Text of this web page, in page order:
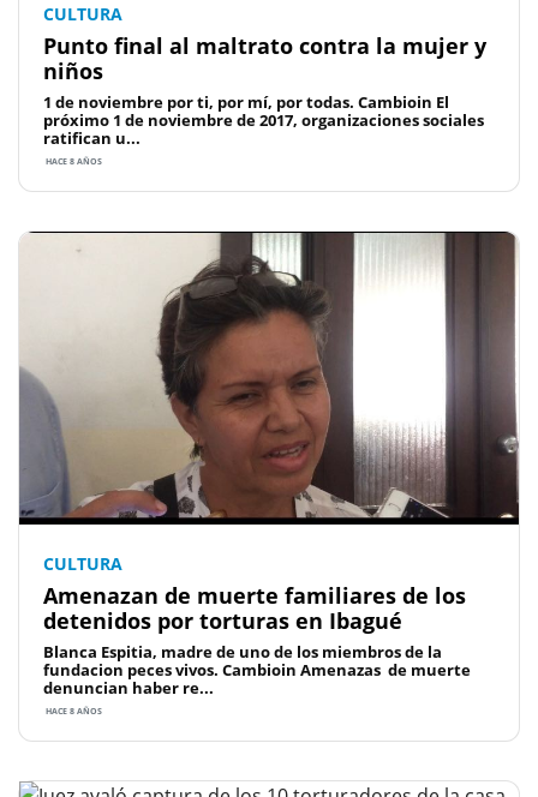
CULTURA
Punto final al maltrato contra la mujer y
niños
1 de noviembre por ti, por mí, por todas. Cambioin El
próximo 1 de noviembre de 2017, organizaciones sociales
ratifican u...
HACE 8 AÑOS
CULTURA
Amenazan de muerte familiares de los
detenidos por torturas en Ibagué
Blanca Espitia, madre de uno de los miembros de la
fundacion peces vivos. Cambioin Amenazas de muerte
denuncian haber re...
HACE 8 AÑOS